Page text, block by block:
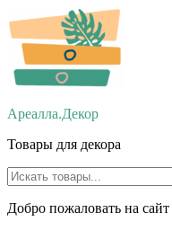
Перейти
к
содержимому
Ареалла.Декор
Товары для декора
Добро пожаловать на